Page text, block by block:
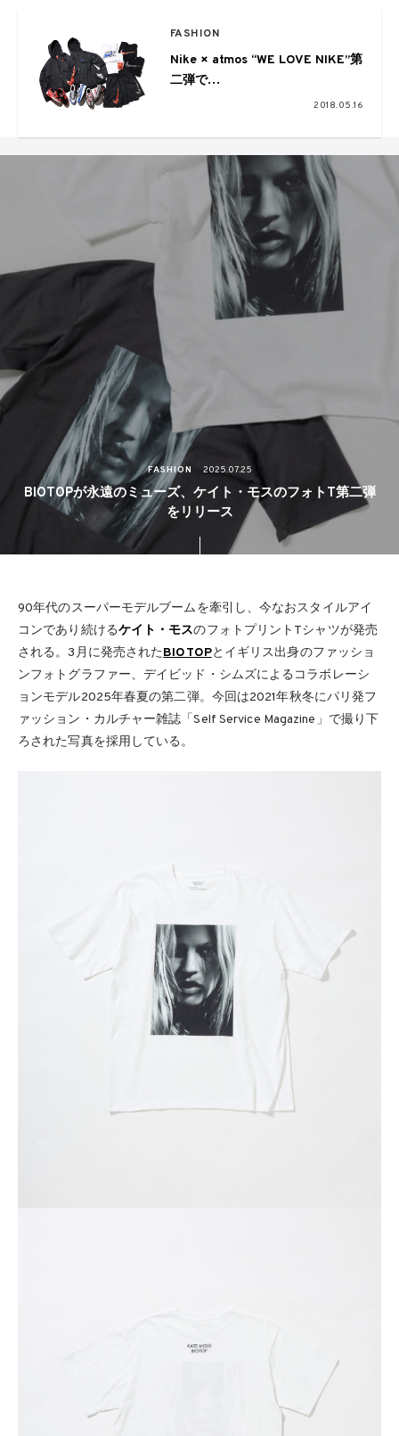
FASHION
Nike × atmos “WE LOVE NIKE”第
二弾で
Air Max 90やアパレルラインも登
2018.05.16
FASHION 2025.07.25
BIOTOPが永遠のミューズ、ケイト・モスのフォトT第二弾
をリリース
90年代のスーパーモデルブームを牽引し、今なおスタイルアイ
コンであり続けるケイト・モスのフォトプリントTシャツが発売
される。3月に発売されたBIOTOPとイギリス出身のファッショ
ンフォトグラファー、デイビッド・シムズによるコラボレーシ
ョンモデル2025年春夏の第二弾。今回は2021年秋冬にパリ発フ
ァッション・カルチャー雑誌「Self Service Magazine」で撮り下
ろされた写真を採用している。